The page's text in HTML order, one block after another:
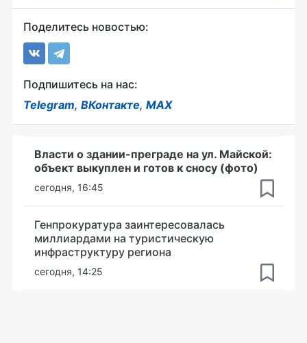
Поделитесь новостью:
Подпишитесь на нас:
Telegram, ВКонтакте, MAX
Власти о здании-преграде на ул. Майской:
объект выкуплен и готов к сносу (фото)
сегодня, 16:45
Генпрокуратура заинтересовалась
миллиардами на туристическую
инфраструктуру региона
сегодня, 14:25